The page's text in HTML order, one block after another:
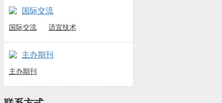
国际交流
国际交流 适宜技术
主办期刊
主办期刊